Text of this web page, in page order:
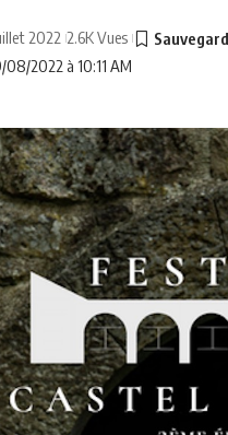
08/2022 à 10:11 AM
2022 2.6K Vues